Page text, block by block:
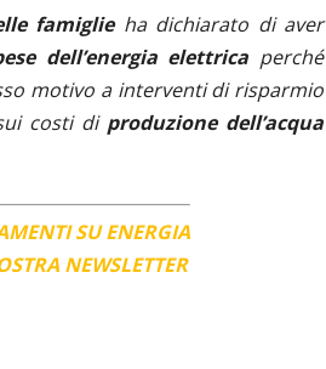
famiglieha dichiarato di aver
dell’energia elettrica perché
motivo a interventi di risparmio
costi di produzione dell’acqua
SU ENERGIA
NEWSLETTER